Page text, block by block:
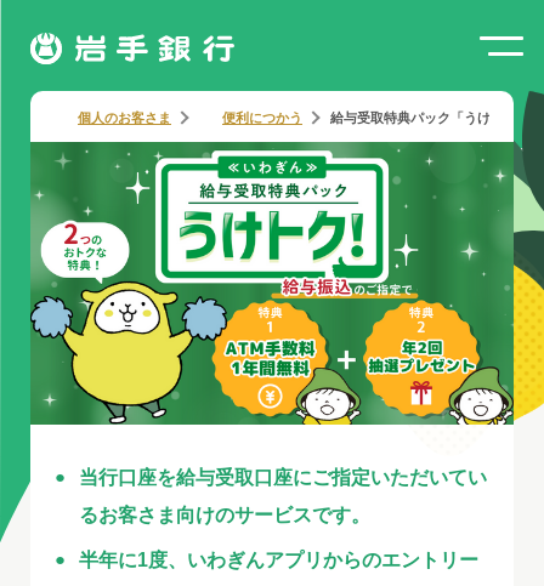
個人のお客さま 便利につかう 給与受取特典パック「うけトク！」
当行口座を給与受取口座にご指定いただいてい
るお客さま向けのサービスです。
半年に1度、いわぎんアプリからのエントリー